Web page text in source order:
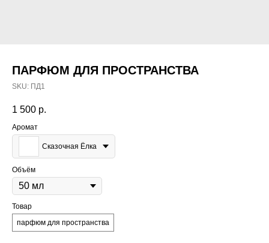
ПАРФЮМ ДЛЯ ПРОСТРАНСТВА
SKU: ПД1
1 500 р.
Аромат
Сказочная Ёлка
Объём
Товар
парфюм для пространства